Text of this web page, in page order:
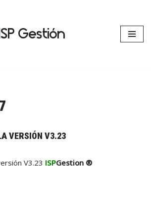
ISP Gestión
VERSIÓN V3.23
V3.23 ISPGestion ®